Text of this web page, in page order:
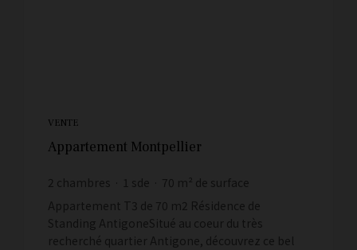
VENTE
Appartement Montpellier
2 chambres 1 sde 70 m² de surface
4 571,43 € prix / m²
Appartement T3 de 70 m2 Résidence de
Standing AntigoneSitué au coeur du très
recherché quartier Antigone, découvrez ce bel